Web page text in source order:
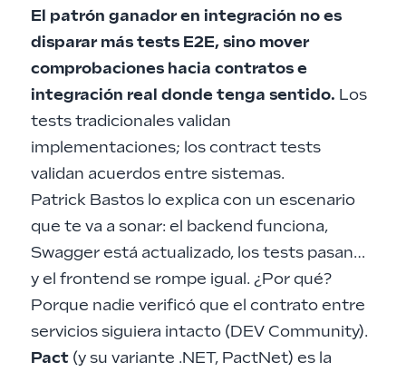
El patrón ganador en integración no es
disparar más tests E2E, sino mover
comprobaciones hacia contratos e
integración real donde tenga sentido. Los
tests tradicionales validan
implementaciones; los contract tests
validan acuerdos entre sistemas.
Patrick Bastos lo explica con un escenario
que te va a sonar: el backend funciona,
Swagger está actualizado, los tests pasan…
y el frontend se rompe igual. ¿Por qué?
Porque nadie verificó que el contrato entre
servicios siguiera intacto (DEV Community).
Pact(y su variante .NET, PactNet) es la